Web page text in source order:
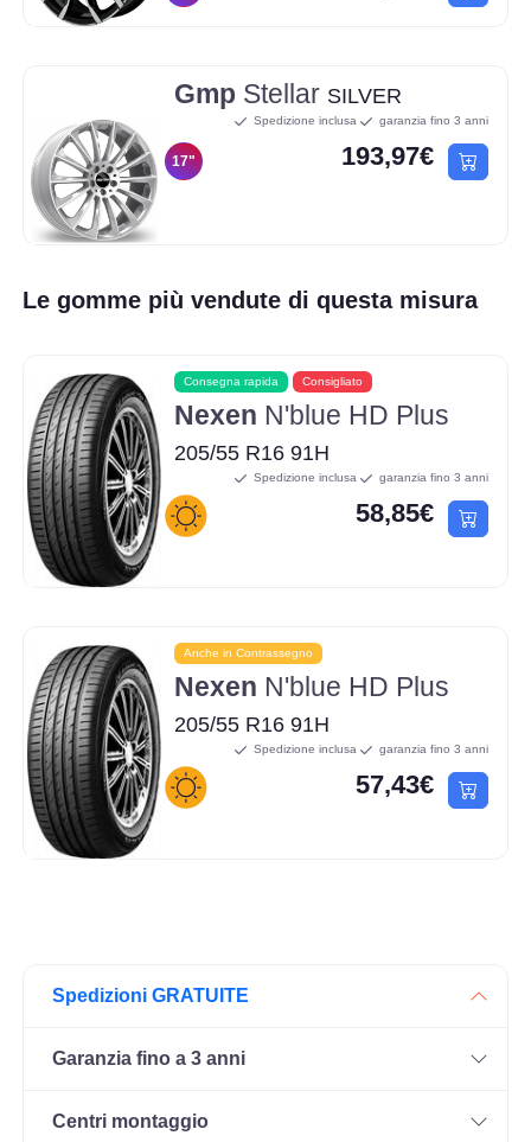
Gmp Stellar SILVER
17"
Spedizione inclusa garanzia fino 3 anni
193,97€
Le gomme più vendute di questa misura
Consegna rapida Consigliato
Nexen N'blue HD Plus
205/55 R16 91H
Spedizione inclusa garanzia fino 3 anni
58,85€
Anche in Contrassegno
Nexen N'blue HD Plus
205/55 R16 91H
Spedizione inclusa garanzia fino 3 anni
57,43€
Spedizioni GRATUITE
Garanzia fino a 3 anni
Centri montaggio